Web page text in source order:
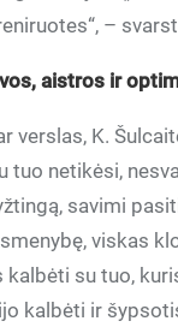
–
aistros ir
verslas, K.
tuo netikėsi,
savimi
viskas
kalbėti su tuo,
kalbėti ir